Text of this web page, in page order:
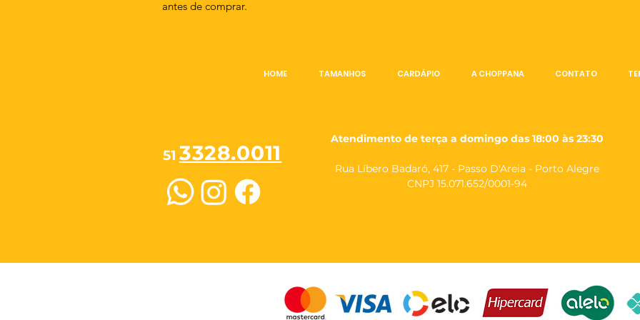
antes de comprar.
HOME TAMANHOS CARDÁPIO A CHOPPANA CONTATO
51 3328.0011
Atendimento de terça a domingo das 18:00 às 23:30
Rua Líbero Badaró, 417 - Passo D'Areia - Porto Alegre
CNPJ 15.071.652/0001-94